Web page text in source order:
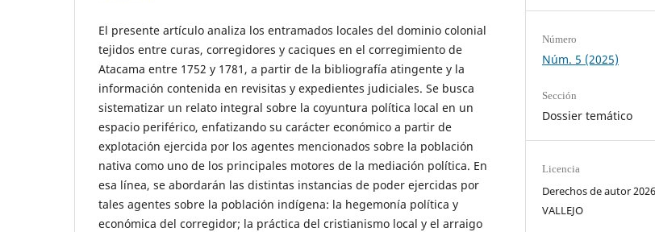
El presente artículo analiza los entramados locales del dominio colonial
tejidos entre curas, corregidores y caciques en el corregimiento de
Atacama entre 1752 y 1781, a partir de la bibliografía atingente y la
información contenida en revisitas y expedientes judiciales. Se busca
sistematizar un relato integral sobre la coyuntura política local en un
espacio periférico, enfatizando su carácter económico a partir de
explotación ejercida por los agentes mencionados sobre la población
nativa como uno de los principales motores de la mediación política. En
esa línea, se abordarán las distintas instancias de poder ejercidas por
tales agentes sobre la población indígena: la hegemonía política y
económica del corregidor; la práctica del cristianismo local y el arraigo
Número
Núm. 5 (2025)
Sección
Dossier temático
Licencia
Derechos de autor 2026
VALLEJO